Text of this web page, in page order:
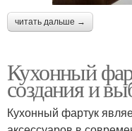
читать дальше →
Кухонный
создания и
Кухонный фартук